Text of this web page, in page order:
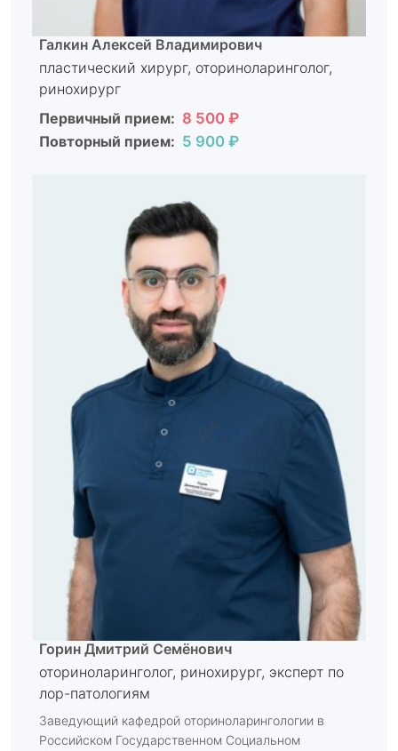
Галкин Алексей Владимирович
пластический хирург, оториноларинголог,
ринохирург
Первичный прием: 8 500 ₽
Повторный прием: 5 900 ₽
Горин Дмитрий Семёнович
оториноларинголог, ринохирург, эксперт по
лор-патологиям
Заведующий кафедрой оториноларингологии в
Российском Государственном Социальном